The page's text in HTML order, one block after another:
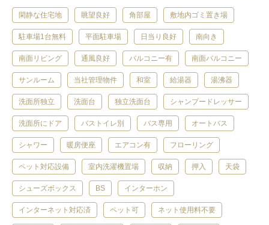
閑静な住宅地 眺望良好 角部屋 敷地内ゴミ置き場
駐車場1台無料 平面駐車場 日当り良好 南向き
南面リビング 通風良好 バルコニー有 南面バルコニー
サンルーム 当社管理物件 和室 給湯器 湯沸器
洗面所独立 洗面台 独立洗面台 シャンプードレッサー
洗面所にドア バストイレ別 バス専用 オートバス
シャワー 暖房便座 エアコン有 フローリング
ペット対応設備 室内洗濯機置場 収納 押入 天袋
シューズボックス BS インターホン
インターネット対応済 ペット可 ネット使用料不要